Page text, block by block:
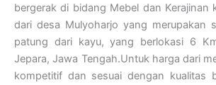
bergerak di bidang Mebel dan Kerajinan
dari desa Mulyoharjo yang merupakan
patung dari kayu, yang berlokasi 6
Jepara, Jawa Tengah.Untuk harga dari
kompetitif dan sesuai dengan kualitas